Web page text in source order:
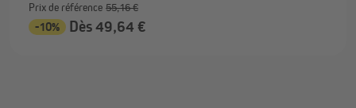
Prix de référence 55,16 €
-10% Dès 49,64 €